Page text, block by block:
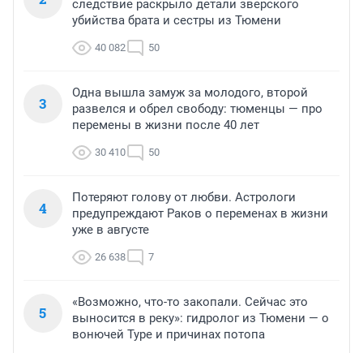
следствие раскрыло детали зверского
убийства брата и сестры из Тюмени
40 082 50
3
Одна вышла замуж за молодого, второй
развелся и обрел свободу: тюменцы — про
перемены в жизни после 40 лет
30 410 50
4
Потеряют голову от любви. Астрологи
предупреждают Раков о переменах в жизни
уже в августе
26 638 7
5
«Возможно, что-то закопали. Сейчас это
выносится в реку»: гидролог из Тюмени — о
вонючей Туре и причинах потопа